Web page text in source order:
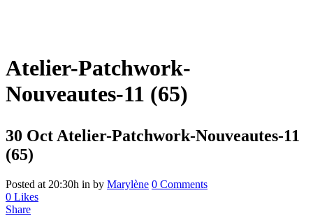
Atelier-Patchwork-
Nouveautes-11 (65)
30 Oct Atelier-Patchwork-Nouveautes-11
(65)
Posted at 20:30h in by Marylène 0 Comments
0 Likes
Share